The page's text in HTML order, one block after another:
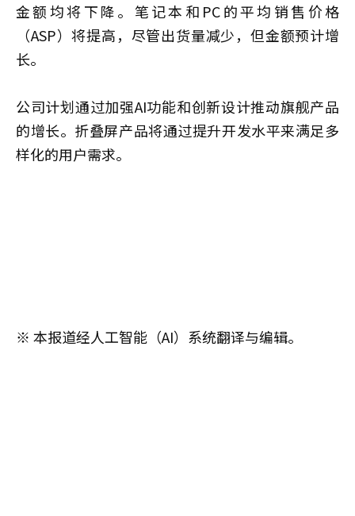
金额均将下降。笔记本和PC的平均销售价格
（ASP）将提高，尽管出货量减少，但金额预计增
长。
公司计划通过加强AI功能和创新设计推动旗舰产品
的增长。折叠屏产品将通过提升开发水平来满足多
样化的用户需求。
※ 本报道经人工智能（AI）系统翻译与编辑。